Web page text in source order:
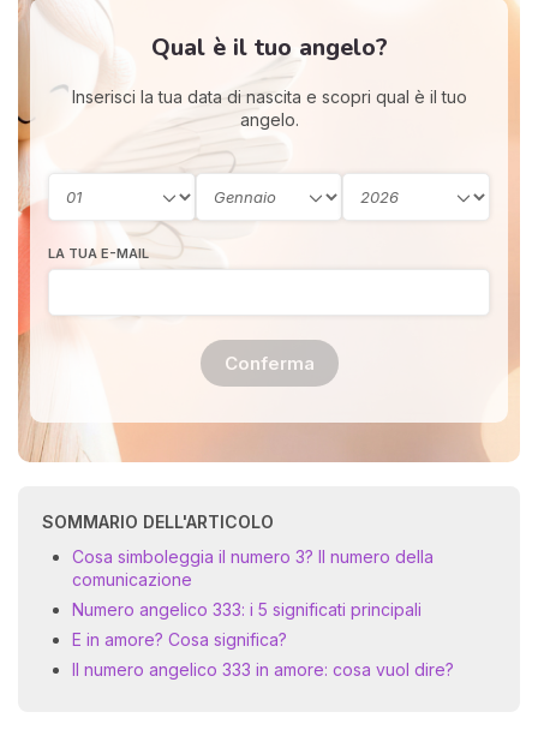
Qual è il tuo angelo?
Inserisci la tua data di nascita e scopri qual è il tuo
angelo.
LA TUA E-MAIL
Conferma
SOMMARIO DELL'ARTICOLO
Cosa simboleggia il numero 3? Il numero della
comunicazione
Numero angelico 333: i 5 significati principali
E in amore? Cosa significa?
Il numero angelico 333 in amore: cosa vuol dire?